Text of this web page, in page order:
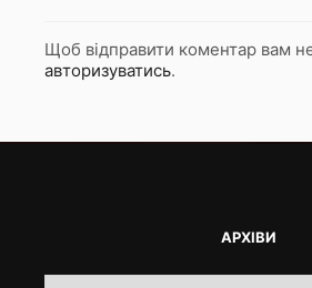
Щоб відправити коментар вам
авторизуватись.
АРХІВИ